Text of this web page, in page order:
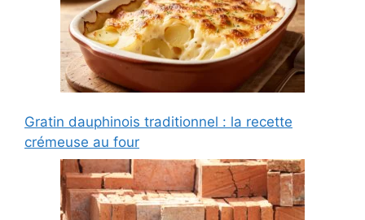
Gratin dauphinois traditionnel : la recette
crémeuse au four